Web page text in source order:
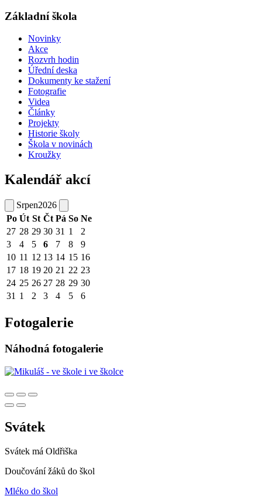
Základní škola
Novinky
Akce
Rozvrh hodin
Úřední deska
Dokumenty ke stažení
Fotografie
Videa
Články
Projekty
Historie školy
Škola v novinách
Kroužky
Kalendář akcí
Srpen2026
Po Út St Čt Pá So Ne
27 28 29 30 31 1
2
3
4 5 6 7 8
9
10 11 12 13 14 15 16
17 18 19 20 21 22 23
24 25 26 27 28 29 30
31 1 2 3 4 5 6
Fotogalerie
Náhodná fotogalerie
Svátek
Svátek má Oldřiška
Doučování žáků do škol
Mléko do škol